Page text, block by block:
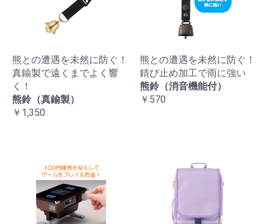
熊との遭遇を未然に防ぐ！
真鍮製で遠くまでよく響
く！
熊鈴（真鍮製）
￥1,350
熊との遭遇を未然に防ぐ！
錆び止め加工で雨に強い
熊鈴（消音機能付）
￥570